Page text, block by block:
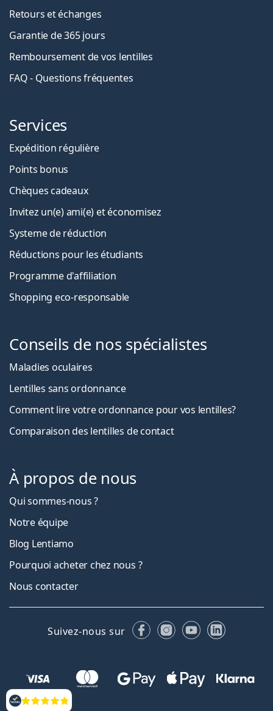
Évaluation
Retours et échanges
Garantie de 365 jours
Remboursement de vos lentilles
FAQ - Questions fréquentes
Services
Expédition régulière
Points bonus
Chèques cadeaux
Invitez un(e) ami(e) et économisez
Systeme de réduction
Réductions pour les étudiants
Programme d'affiliation
Shopping eco-responsable
Conseils de nos spécialistes
Maladies oculaires
Lentilles sans ordonnance
Comment lire votre ordonnance pour vos lentilles?
Comparaison des lentilles de contact
À propos de nous
Qui sommes-nous ?
Notre équipe
Blog Lentiamo
Pourquoi acheter chez nous ?
Nous contacter
Suivez-nous sur FacebookInstagram
YouTubeLinkedIn